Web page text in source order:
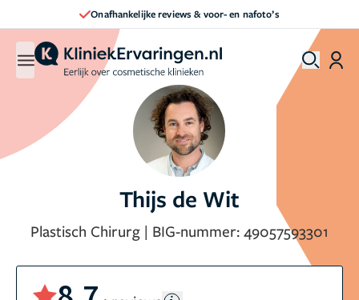
Onafhankelijke reviews & voor- en nafoto’s
Thijs de Wit
Plastisch Chirurg | BIG-nummer: 49057593301